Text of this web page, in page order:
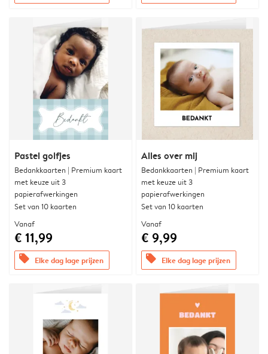
Pastel golfjes
Bedankkaarten | Premium kaart
met keuze uit 3
papierafwerkingen
Set van 10 kaarten
Vanaf
€ 11,99
offers Elke dag lage prijzen
Alles over mij
Bedankkaarten | Premium kaart
met keuze uit 3
papierafwerkingen
Set van 10 kaarten
Vanaf
€ 9,99
offers Elke dag lage prijzen